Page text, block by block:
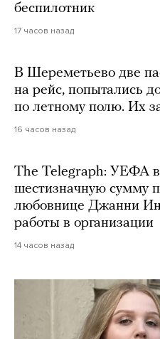
беспилотник
17 часов назад
В Шереметьево две
на рейс, попытались
по летному полю. Их
16 часов назад
The Telegraph: УЕФА
шестизначную сумму
любовнице Джанни
работы в организации
14 часов назад